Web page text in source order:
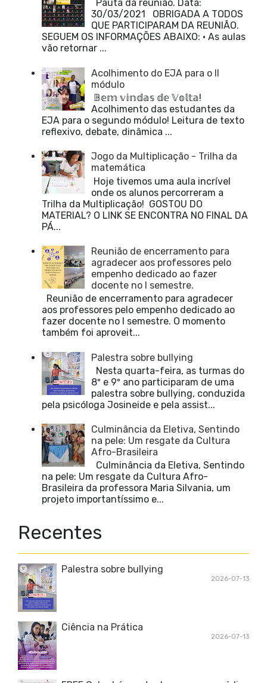
Pauta da reunião. Data:
30/03/2021 OBRIGADA A TODOS
QUE PARTICIPARAM DA REUNIÃO.
SEGUEM OS INFORMAÇÕES ABAIXO: • As aulas
vão retornar ...
Acolhimento do EJA para o II
módulo
𝔹𝕖𝕞 𝕧𝕚𝕟𝕕𝕒𝕤 𝕕𝕖 𝕍𝕠𝕝𝕥𝕒!
Acolhimento das estudantes da
EJA para o segundo módulo! Leitura de texto
reflexivo, debate, dinâmica ...
Jogo da Multiplicação - Trilha da
matemática
Hoje tivemos uma aula incrível
onde os alunos percorreram a
Trilha da Multiplicação! GOSTOU DO
MATERIAL? O LINK SE ENCONTRA NO FINAL DA
PÁ...
Reunião de encerramento para
agradecer aos professores pelo
empenho dedicado ao fazer
docente no I semestre.
Reunião de encerramento para agradecer
aos professores pelo empenho dedicado ao
fazer docente no I semestre. O momento
também foi aproveit...
Palestra sobre bullying
Nesta quarta-feira, as turmas do
8º e 9º ano participaram de uma
palestra sobre bullying, conduzida
pela psicóloga Josineide e pela assist...
Culminância da Eletiva, Sentindo
na pele: Um resgate da Cultura
Afro-Brasileira
Culminância da Eletiva, Sentindo
na pele: Um resgate da Cultura Afro-
Brasileira da professora Maria Silvania, um
projeto importantíssimo e...
Recentes
Palestra sobre bullying
2026-07-13
Ciência na Prática
2026-07-13